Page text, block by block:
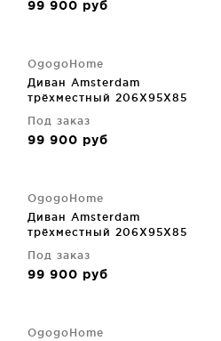
99 900 руб
OgogoHome
Диван Amsterdam
трёхместный 206X95X85
Под заказ
99 900 руб
OgogoHome
Диван Amsterdam
трёхместный 206X95X85
Под заказ
99 900 руб
OgogoHome